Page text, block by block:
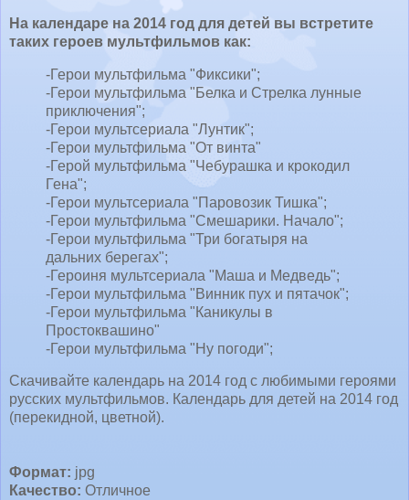
На календаре на 2014 год для детей вы встретите
таких героев мультфильмов как:
-Герои мультфильма "Фиксики";
-Герои мультфильма "Белка и Стрелка лунные
приключения";
-Герои мультсериала "Лунтик";
-Герои мультфильма "От винта"
-Герой мультфильма "Чебурашка и крокодил
Гена";
-Герои мультсериала "Паровозик Тишка";
-Герои мультфильма "Смешарики. Начало";
-Герои мультфильма "Три богатыря на
дальних берегах";
-Героиня мультсериала "Маша и Медведь";
-Герои мультфильма "Винник пух и пятачок";
-Герои мультфильма "Каникулы в
Простоквашино"
-Герои мультфильма "Ну погоди";
Скачивайте календарь на 2014 год с любимыми героями
русских мультфильмов. Календарь для детей на 2014 год
(перекидной, цветной).
Формат: jpg
Качество: Отличное